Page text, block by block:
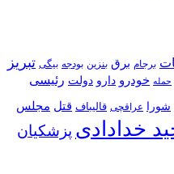
برجام برق بنزین بودجه بیگی تبریز
حمله خودرو دارو دولت رئیسی
شورا عراقچی قالیباف قتل مجلس
خدادادی پزشکیان